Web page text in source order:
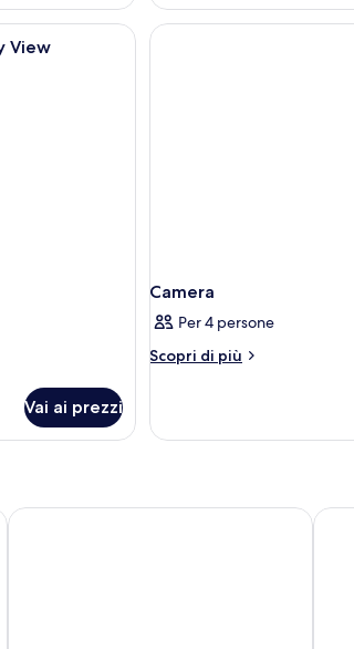
città
letto di alta qualità, tende oscuranti
View
Vai ai prezzi
Camera
Per 4 persone
Scopri di più
Altri
Hotel Z